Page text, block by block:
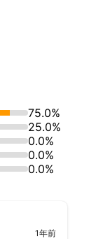
えることが
75.0%
25.0%
0.0%
0.0%
0.0%
1年前